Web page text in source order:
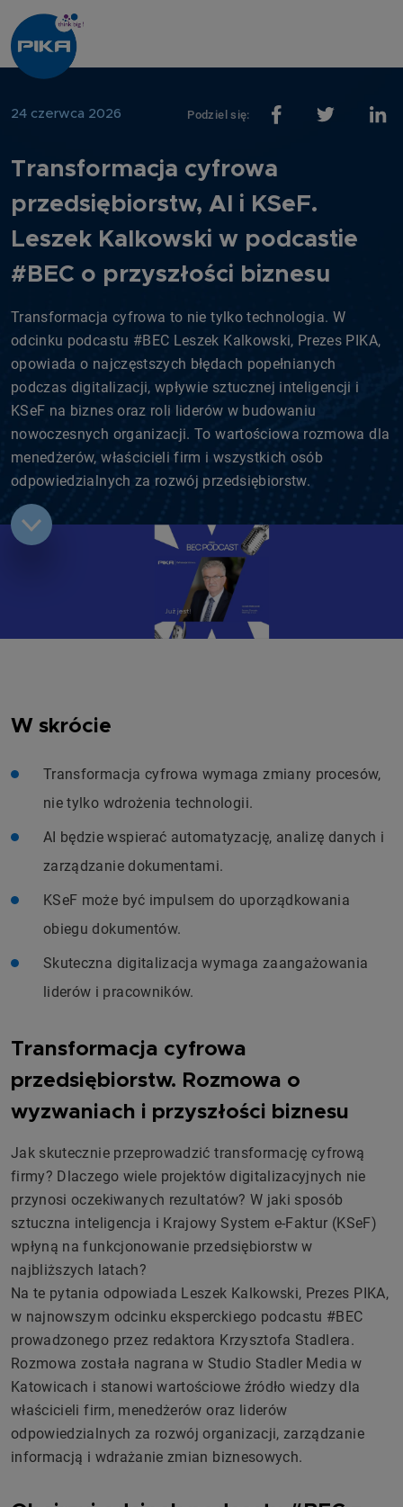
24 czerwca 2026 Podziel się:
Transformacja cyfrowa
przedsiębiorstw, AI i KSeF.
Leszek Kalkowski w podcastie
#BEC o przyszłości biznesu
Transformacja cyfrowa to nie tylko technologia. W
odcinku podcastu #BEC Leszek Kalkowski, Prezes PIKA,
opowiada o najczęstszych błędach popełnianych
podczas digitalizacji, wpływie sztucznej inteligencji i
KSeF na biznes oraz roli liderów w budowaniu
nowoczesnych organizacji. To wartościowa rozmowa dla
menedżerów, właścicieli firm i wszystkich osób
odpowiedzialnych za rozwój przedsiębiorstw.
W skrócie
Transformacja cyfrowa wymaga zmiany procesów,
nie tylko wdrożenia technologii.
AI będzie wspierać automatyzację, analizę danych i
zarządzanie dokumentami.
KSeF może być impulsem do uporządkowania
obiegu dokumentów.
Skuteczna digitalizacja wymaga zaangażowania
liderów i pracowników.
Transformacja cyfrowa
przedsiębiorstw. Rozmowa o
wyzwaniach i przyszłości biznesu
Jak skutecznie przeprowadzić transformację cyfrową
firmy? Dlaczego wiele projektów digitalizacyjnych nie
przynosi oczekiwanych rezultatów? W jaki sposób
sztuczna inteligencja i Krajowy System e-Faktur (KSeF)
wpłyną na funkcjonowanie przedsiębiorstw w
najbliższych latach?
Na te pytania odpowiada Leszek Kalkowski, Prezes PIKA,
w najnowszym odcinku eksperckiego podcastu #BEC
prowadzonego przez redaktora Krzysztofa Stadlera.
Rozmowa została nagrana w Studio Stadler Media w
Katowicach i stanowi wartościowe źródło wiedzy dla
właścicieli firm, menedżerów oraz liderów
odpowiedzialnych za rozwój organizacji, zarządzanie
informacją i wdrażanie zmian biznesowych.